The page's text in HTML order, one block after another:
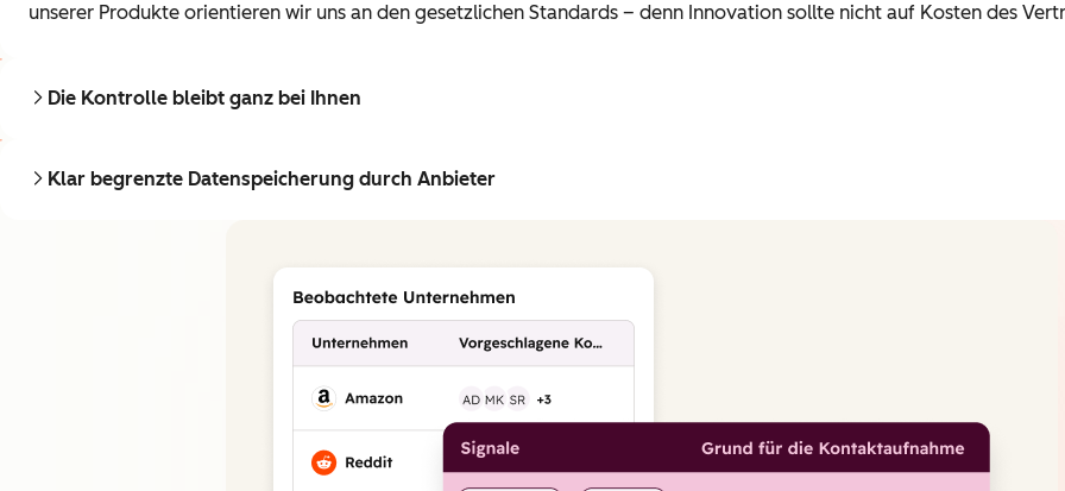
unserer Produkte orientieren wir uns an den gesetzlichen Standards – denn Innovation sollte nicht auf Kosten des
Die Kontrolle bleibt ganz bei Ihnen
Klar begrenzte Datenspeicherung durch Anbieter